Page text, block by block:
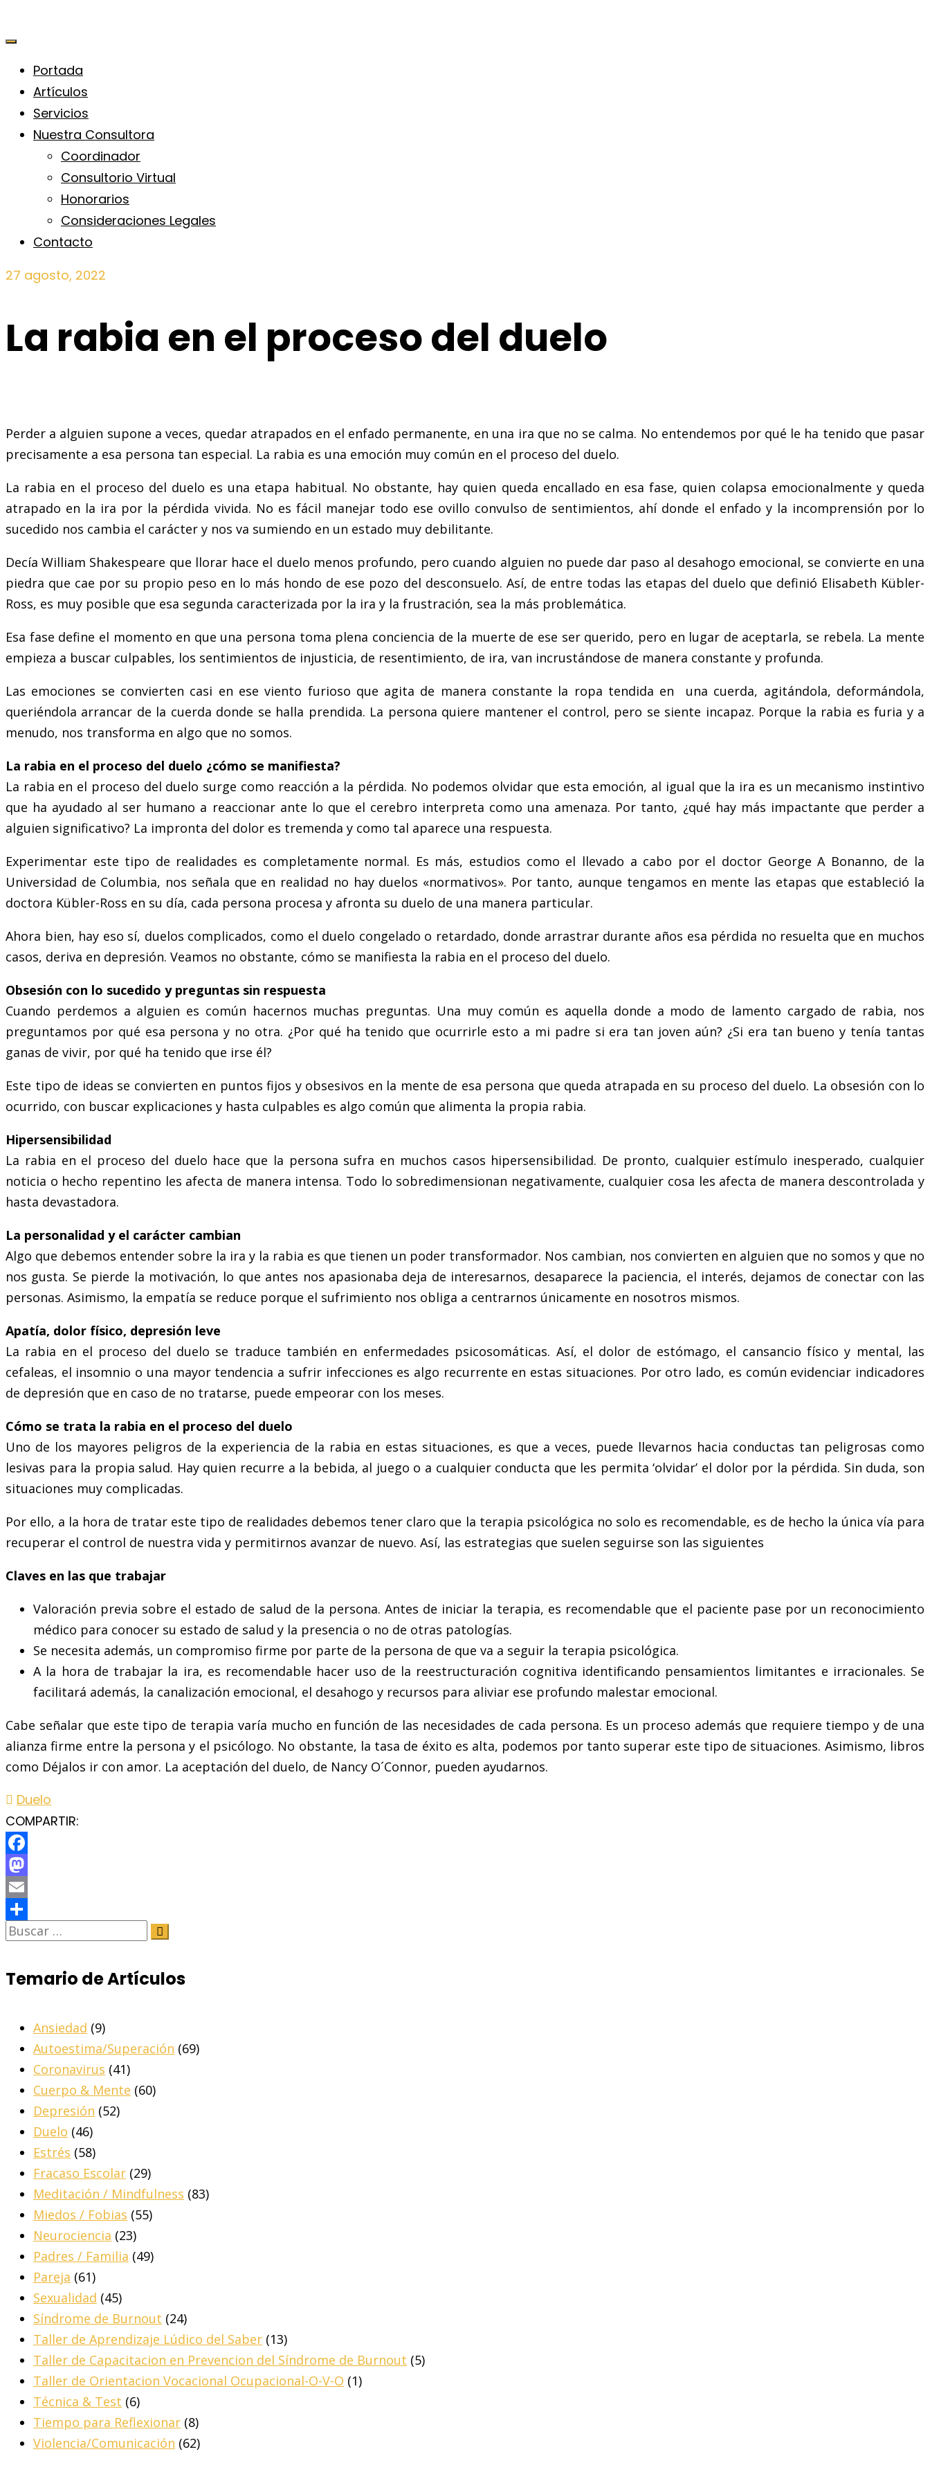
Portada
Artículos
Servicios
Nuestra Consultora
Coordinador
Consultorio Virtual
Honorarios
Consideraciones Legales
Contacto
27 agosto, 2022
La rabia en el proceso del duelo
Perder a alguien supone a veces, quedar atrapados en el enfado permanente, en una ira que no se calma. No entendemos por qué le ha tenido que pasar
precisamente a esa persona tan especial. La rabia es una emoción muy común en el proceso del duelo.
La rabia en el proceso del duelo es una etapa habitual. No obstante, hay quien queda encallado en esa fase, quien colapsa emocionalmente y queda
atrapado en la ira por la pérdida vivida. No es fácil manejar todo ese ovillo convulso de sentimientos, ahí donde el enfado y la incomprensión por lo
sucedido nos cambia el carácter y nos va sumiendo en un estado muy debilitante.
Decía William Shakespeare que llorar hace el duelo menos profundo, pero cuando alguien no puede dar paso al desahogo emocional, se convierte en una
piedra que cae por su propio peso en lo más hondo de ese pozo del desconsuelo. Así, de entre todas las etapas del duelo que definió Elisabeth Kübler-
Ross, es muy posible que esa segunda caracterizada por la ira y la frustración, sea la más problemática.
Esa fase define el momento en que una persona toma plena conciencia de la muerte de ese ser querido, pero en lugar de aceptarla, se rebela. La mente
empieza a buscar culpables, los sentimientos de injusticia, de resentimiento, de ira, van incrustándose de manera constante y profunda.
Las emociones se convierten casi en ese viento furioso que agita de manera constante la ropa tendida en una cuerda, agitándola, deformándola,
queriéndola arrancar de la cuerda donde se halla prendida. La persona quiere mantener el control, pero se siente incapaz. Porque la rabia es furia y a
menudo, nos transforma en algo que no somos.
La rabia en el proceso del duelo ¿cómo se manifiesta?
La rabia en el proceso del duelo surge como reacción a la pérdida. No podemos olvidar que esta emoción, al igual que la ira es un mecanismo instintivo
que ha ayudado al ser humano a reaccionar ante lo que el cerebro interpreta como una amenaza. Por tanto, ¿qué hay más impactante que perder a
alguien significativo? La impronta del dolor es tremenda y como tal aparece una respuesta.
Experimentar este tipo de realidades es completamente normal. Es más, estudios como el llevado a cabo por el doctor George A Bonanno, de la
Universidad de Columbia, nos señala que en realidad no hay duelos «normativos». Por tanto, aunque tengamos en mente las etapas que estableció la
doctora Kübler-Ross en su día, cada persona procesa y afronta su duelo de una manera particular.
Ahora bien, hay eso sí, duelos complicados, como el duelo congelado o retardado, donde arrastrar durante años esa pérdida no resuelta que en muchos
casos, deriva en depresión. Veamos no obstante, cómo se manifiesta la rabia en el proceso del duelo.
Obsesión con lo sucedido y preguntas sin respuesta
Cuando perdemos a alguien es común hacernos muchas preguntas. Una muy común es aquella donde a modo de lamento cargado de rabia, nos
preguntamos por qué esa persona y no otra. ¿Por qué ha tenido que ocurrirle esto a mi padre si era tan joven aún? ¿Si era tan bueno y tenía tantas
ganas de vivir, por qué ha tenido que irse él?
Este tipo de ideas se convierten en puntos fijos y obsesivos en la mente de esa persona que queda atrapada en su proceso del duelo. La obsesión con lo
ocurrido, con buscar explicaciones y hasta culpables es algo común que alimenta la propia rabia.
Hipersensibilidad
La rabia en el proceso del duelo hace que la persona sufra en muchos casos hipersensibilidad. De pronto, cualquier estímulo inesperado, cualquier
noticia o hecho repentino les afecta de manera intensa. Todo lo sobredimensionan negativamente, cualquier cosa les afecta de manera descontrolada y
hasta devastadora.
La personalidad y el carácter cambian
Algo que debemos entender sobre la ira y la rabia es que tienen un poder transformador. Nos cambian, nos convierten en alguien que no somos y que no
nos gusta. Se pierde la motivación, lo que antes nos apasionaba deja de interesarnos, desaparece la paciencia, el interés, dejamos de conectar con las
personas. Asimismo, la empatía se reduce porque el sufrimiento nos obliga a centrarnos únicamente en nosotros mismos.
Apatía, dolor físico, depresión leve
La rabia en el proceso del duelo se traduce también en enfermedades psicosomáticas. Así, el dolor de estómago, el cansancio físico y mental, las
cefaleas, el insomnio o una mayor tendencia a sufrir infecciones es algo recurrente en estas situaciones. Por otro lado, es común evidenciar indicadores
de depresión que en caso de no tratarse, puede empeorar con los meses.
Cómo se trata la rabia en el proceso del duelo
Uno de los mayores peligros de la experiencia de la rabia en estas situaciones, es que a veces, puede llevarnos hacia conductas tan peligrosas como
lesivas para la propia salud. Hay quien recurre a la bebida, al juego o a cualquier conducta que les permita ‘olvidar’ el dolor por la pérdida. Sin duda, son
situaciones muy complicadas.
Por ello, a la hora de tratar este tipo de realidades debemos tener claro que la terapia psicológica no solo es recomendable, es de hecho la única vía para
recuperar el control de nuestra vida y permitirnos avanzar de nuevo. Así, las estrategias que suelen seguirse son las siguientes
Claves en las que trabajar
Valoración previa sobre el estado de salud de la persona. Antes de iniciar la terapia, es recomendable que el paciente pase por un reconocimiento
médico para conocer su estado de salud y la presencia o no de otras patologías.
Se necesita además, un compromiso firme por parte de la persona de que va a seguir la terapia psicológica.
A la hora de trabajar la ira, es recomendable hacer uso de la reestructuración cognitiva identificando pensamientos limitantes e irracionales. Se
facilitará además, la canalización emocional, el desahogo y recursos para aliviar ese profundo malestar emocional.
Cabe señalar que este tipo de terapia varía mucho en función de las necesidades de cada persona. Es un proceso además que requiere tiempo y de una
alianza firme entre la persona y el psicólogo. No obstante, la tasa de éxito es alta, podemos por tanto superar este tipo de situaciones. Asimismo, libros
como Déjalos ir con amor. La aceptación del duelo, de Nancy O´Connor, pueden ayudarnos.
Duelo
COMPARTIR:
Facebook
Mastodon
Email
Share
Temario de Artículos
Ansiedad (9)
Autoestima/Superación (69)
Coronavirus (41)
Cuerpo & Mente (60)
Depresión (52)
Duelo (46)
Estrés (58)
Fracaso Escolar (29)
Meditación / Mindfulness (83)
Miedos / Fobias (55)
Neurociencia (23)
Padres / Familia (49)
Pareja (61)
Sexualidad (45)
Síndrome de Burnout (24)
Taller de Aprendizaje Lúdico del Saber (13)
Taller de Capacitacion en Prevencion del Síndrome de Burnout (5)
Taller de Orientacion Vocacional Ocupacional-O-V-O (1)
Técnica & Test (6)
Tiempo para Reflexionar (8)
Violencia/Comunicación (62)